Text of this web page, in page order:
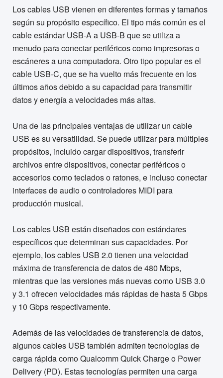
Los cables USB vienen en diferentes formas y tamaños
según su propósito específico. El tipo más común es el
cable estándar USB-A a USB-B que se utiliza a
menudo para conectar periféricos como impresoras o
escáneres a una computadora. Otro tipo popular es el
cable USB-C, que se ha vuelto más frecuente en los
últimos años debido a su capacidad para transmitir
datos y energía a velocidades más altas.
Una de las principales ventajas de utilizar un cable
USB es su versatilidad. Se puede utilizar para múltiples
propósitos, incluido cargar dispositivos, transferir
archivos entre dispositivos, conectar periféricos o
accesorios como teclados o ratones, e incluso conectar
interfaces de audio o controladores MIDI para
producción musical.
Los cables USB están diseñados con estándares
específicos que determinan sus capacidades. Por
ejemplo, los cables USB 2.0 tienen una velocidad
máxima de transferencia de datos de 480 Mbps,
mientras que las versiones más nuevas como USB 3.0
y 3.1 ofrecen velocidades más rápidas de hasta 5 Gbps
y 10 Gbps respectivamente.
Además de las velocidades de transferencia de datos,
algunos cables USB también admiten tecnologías de
carga rápida como Qualcomm Quick Charge o Power
Delivery (PD). Estas tecnologías permiten una carga